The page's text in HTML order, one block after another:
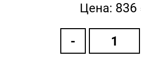
Цена: 836